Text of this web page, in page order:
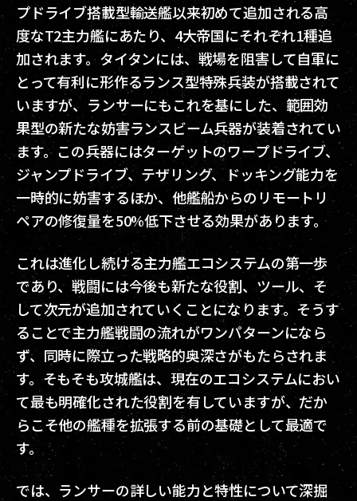
プドライブ搭載型輸送艦以来初めて追加される高
度なT2主力艦にあたり、4大帝国にそれぞれ1種追
加されます。タイタンには、戦場を阻害して自軍に
とって有利に形作るランス型特殊兵装が搭載されて
いますが、ランサーにもこれを基にした、範囲効
果型の新たな妨害ランスビーム兵器が装着されてい
ます。この兵器にはターゲットのワープドライブ、
ジャンプドライブ、テザリング、ドッキング能力を
一時的に妨害するほか、他艦船からのリモートリ
ペアの修復量を50%低下させる効果があります。
これは進化し続ける主力艦エコシステムの第一歩
であり、戦闘には今後も新たな役割、ツール、そ
して次元が追加されていくことになります。そうす
ることで主力艦戦闘の流れがワンパターンになら
ず、同時に際立った戦略的奥深さがもたらされま
す。そもそも攻城艦は、現在のエコシステムにおい
て最も明確化された役割を有していますが、だか
らこそ他の艦種を拡張する前の基礎として最適で
す。
では、ランサーの詳しい能力と特性について深掘